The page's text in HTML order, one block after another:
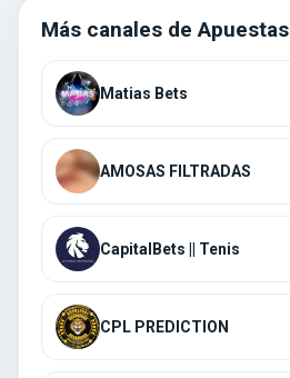
Más canales de Apuestas
AMOSAS FILTRADAS
CapitalBets || Tenis
CPL PREDICTION